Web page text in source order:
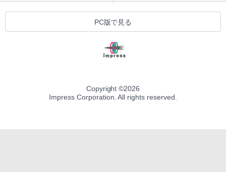
PC版で見る
Copyright ©2026
Impress Corporation. All rights reserved.